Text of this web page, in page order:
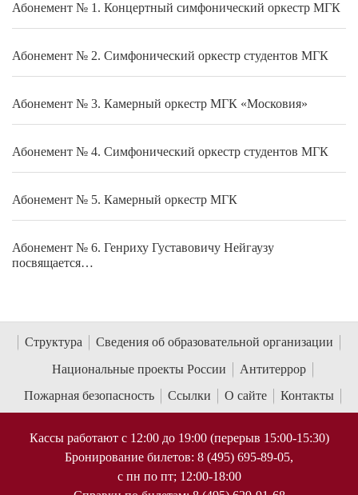
Абонемент № 1. Концертный симфонический оркестр МГК
Абонемент № 2. Симфонический оркестр студентов МГК
Абонемент № 3. Камерный оркестр МГК «Московия»
Абонемент № 4. Симфонический оркестр студентов МГК
Абонемент № 5. Камерный оркестр МГК
Абонемент № 6. Генриху Густавовичу Нейгаузу
посвящается…
Структура
Сведения об образовательной организации
Национальные проекты России
Антитеррор
Пожарная безопасность
Ссылки О сайте Контакты
Кассы работают с 12:00 до 19:00 (перерыв 15:00-15:30)
Бронирование билетов: 8 (495) 695-89-05,
с пн по пт; 12:00-18:00